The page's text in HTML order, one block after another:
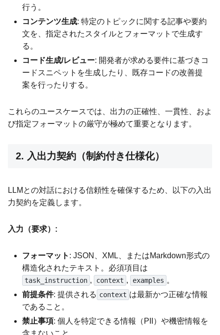
行う。
コンテンツ生成: 特定のトピックに関する記事や要約
文を、指定されたスタイルとフォーマットで生成す
る。
コード生成/レビュー: 開発者が求める要件に基づきコ
ードスニペットを生成したり、既存コードの改善提
案を行ったりする。
これらのユースケースでは、出力の正確性、一貫性、およ
び指定フォーマットの厳守が極めて重要となります。
2. 入出力契約（制約付き仕様化）
LLMとの対話における信頼性を確保するため、以下の入出
力契約を定義します。
入力（要求）:
フォーマット : JSON、XML、またはMarkdown形式の
構造化されたテキスト。必須項目は
task_instruction , context , examples 。
前提条件: 提供される context は最新かつ正確な情報
であること。
禁止事項: 個人を特定できる情報（PII）や機密情報を
含まないこと。